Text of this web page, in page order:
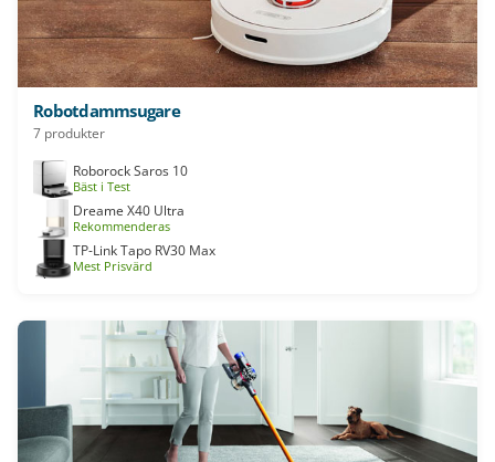
Robotdammsugare
7 produkter
Roborock Saros 10
Bäst i Test
Dreame X40 Ultra
Rekommenderas
TP-Link Tapo RV30 Max
Mest Prisvärd